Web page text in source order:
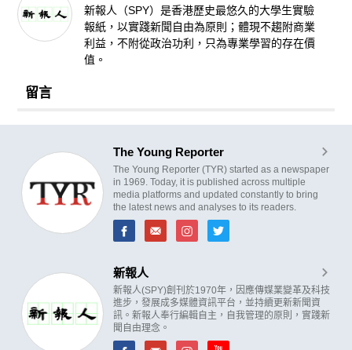
新報人（SPY）是香港歷史最悠久的大學生實驗
報紙，以實踐新聞自由為原則；體現不趨附商業
利益，不附從政治功利，只為專業學習的存在價
值。
留言
The Young Reporter
The Young Reporter (TYR) started as a newspaper
in 1969. Today, it is published across multiple
media platforms and updated constantly to bring
the latest news and analyses to its readers.
新報人
新報人(SPY)創刊於1970年，因應傳媒業變革及科技
進步，發展成多媒體資訊平台，並持續更新新聞資
訊。新報人奉行編輯自主，自我管理的原則，實踐新
聞自由理念。